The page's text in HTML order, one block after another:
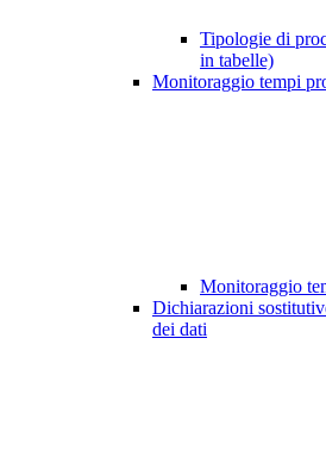
Tipologie di
in tabelle)
Monitoraggio tempi
Monitoraggio
Dichiarazioni
dei dati